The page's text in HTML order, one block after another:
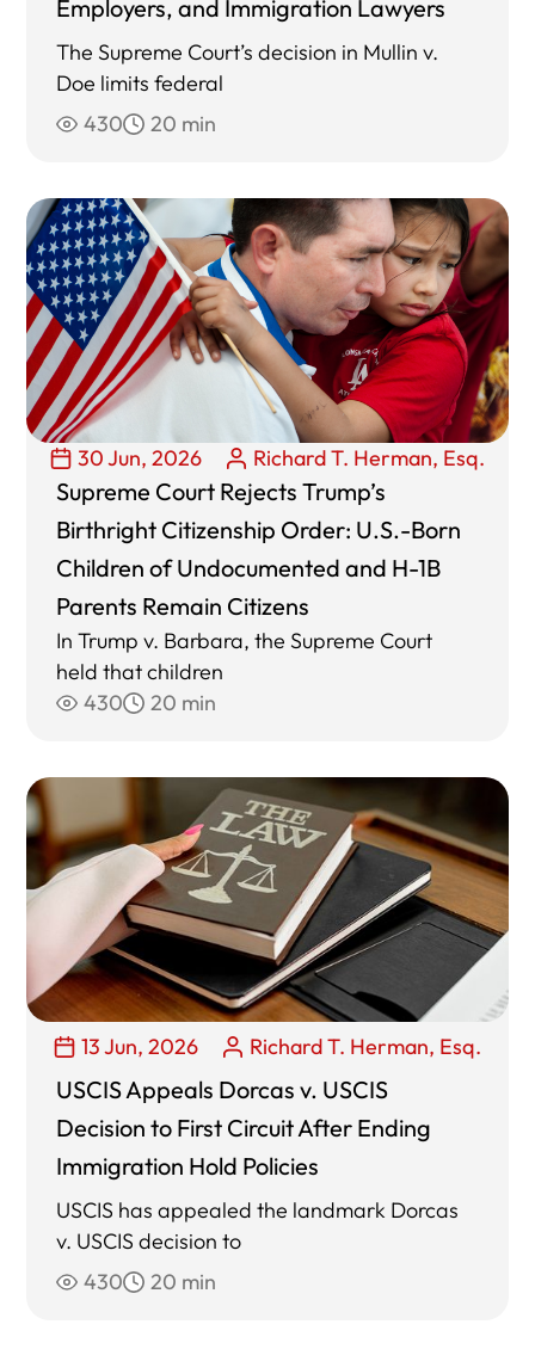
Employers, and Immigration Lawyers
The Supreme Court’s decision in Mullin v.
Doe limits federal
430
20 min
30 Jun, 2026 Richard T. Herman, Esq.
Supreme Court Rejects Trump’s
Birthright Citizenship Order: U.S.-Born
Children of Undocumented and H-1B
Parents Remain Citizens
In Trump v. Barbara, the Supreme Court
held that children
430
20 min
13 Jun, 2026 Richard T. Herman, Esq.
USCIS Appeals Dorcas v. USCIS
Decision to First Circuit After Ending
Immigration Hold Policies
USCIS has appealed the landmark Dorcas
v. USCIS decision to
430
20 min